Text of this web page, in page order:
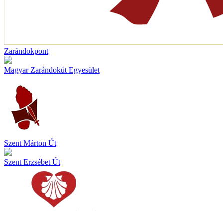
Zarándokpont
Magyar Zarándokút Egyesület
Szent Márton Út
Szent Erzsébet Út